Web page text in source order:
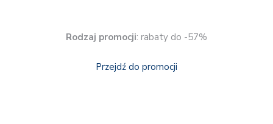
Rodzaj promocji: rabaty do -57%
Przejdź do promocji